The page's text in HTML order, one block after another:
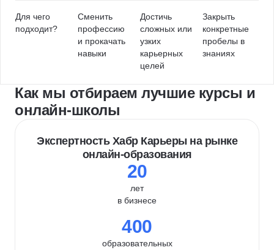
Для чего
подходит?
Сменить
профессию
и прокачать
навыки
Достичь
сложных или
узких
карьерных
целей
Закрыть
конкретные
пробелы в
знаниях
Как мы отбираем лучшие курсы и
онлайн-школы
Экспертность Хабр Карьеры на рынке
онлайн-образования
20
лет
в бизнесе
400
образовательных